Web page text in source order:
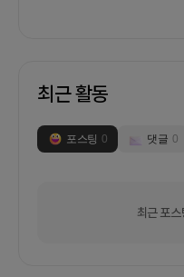
최근 활동
포스팅 0 댓글 0
최근 포